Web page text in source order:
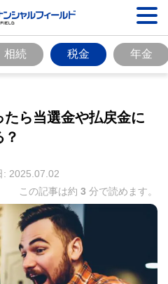
相続 税金 年金
ら当選金や払戻金に
？
: 2025.07.02
この記事は約 3 分で読めます。